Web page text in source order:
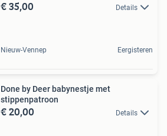
€ 35,00 Details
Nieuw-Vennep Eergisteren
Done by Deer babynestje met
stippenpatroon
€ 20,00 Details